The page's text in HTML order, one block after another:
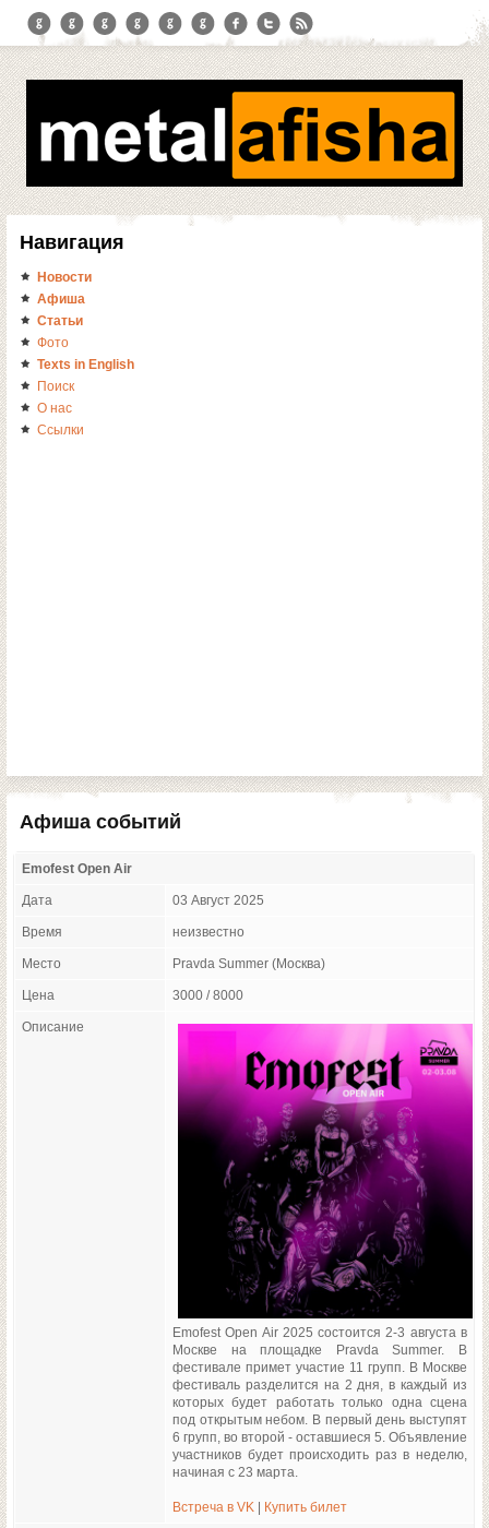
Навигация
Новости
Афиша
Статьи
Фото
Texts in English
Поиск
О нас
Ссылки
Афиша событий
Emofest Open Air
Дата 03 Август 2025
Время неизвестно
Место Pravda Summer (Москва)
Цена 3000 / 8000
Описание
Emofest Open Air 2025 состоится 2-3 августа в
Москве на площадке Pravda Summer. В
фестивале примет участие 11 групп. В Москве
фестиваль разделится на 2 дня, в каждый из
которых будет работать только одна сцена
под открытым небом. В первый день выступят
6 групп, во второй - оставшиеся 5. Объявление
участников будет происходить раз в неделю,
начиная с 23 марта.
Встреча в VK Купить билет